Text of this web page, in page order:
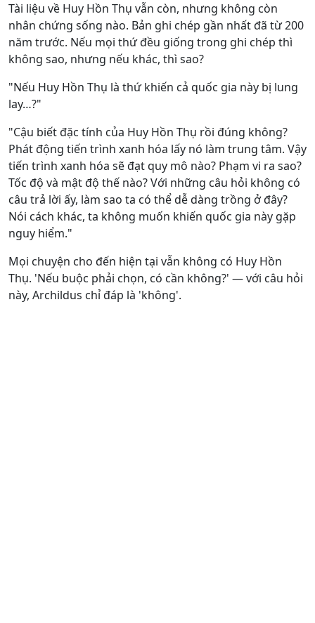
Tài liệu về Huy Hồn Thụ vẫn còn, nhưng không còn
nhân chứng sống nào. Bản ghi chép gần nhất đã từ 200
năm trước. Nếu mọi thứ đều giống trong ghi chép thì
không sao, nhưng nếu khác, thì sao?
"Nếu Huy Hồn Thụ là thứ khiến cả quốc gia này bị lung
lay…?"
"Cậu biết đặc tính của Huy Hồn Thụ rồi đúng không?
Phát động tiến trình xanh hóa lấy nó làm trung tâm. Vậy
tiến trình xanh hóa sẽ đạt quy mô nào? Phạm vi ra sao?
Tốc độ và mật độ thế nào? Với những câu hỏi không có
câu trả lời ấy, làm sao ta có thể dễ dàng trồng ở đây?
Nói cách khác, ta không muốn khiến quốc gia này gặp
nguy hiểm."
Mọi chuyện cho đến hiện tại vẫn không có Huy Hồn
Thụ. 'Nếu buộc phải chọn, có cần không?' — với câu hỏi
này, Archildus chỉ đáp là 'không'.